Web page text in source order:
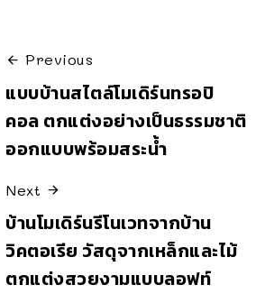
Previous
แบบบ้านสไตล์โมเดิร์นทรอปิ
คอล ตกแต่งอย่างเป็นธรรมชาติ
ออกแบบพร้อมสระน้ำ
Next
บ้านโมเดิร์นรีโนเวทจากบ้าน
วิคตอเรีย วัสดุจากเหล็กและไม้
ตกแต่งสวยงามแบบลอฟท์